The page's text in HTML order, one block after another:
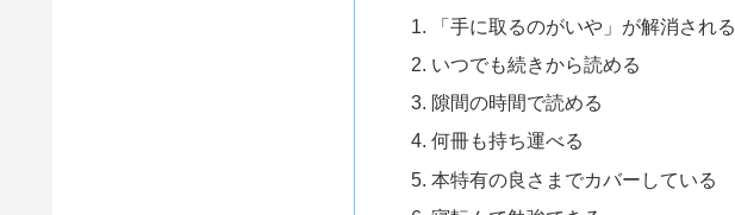
「手に取るのがいや」が解消される
いつでも続きから読める
隙間の時間で読める
何冊も持ち運べる
本特有の良さまでカバーしている